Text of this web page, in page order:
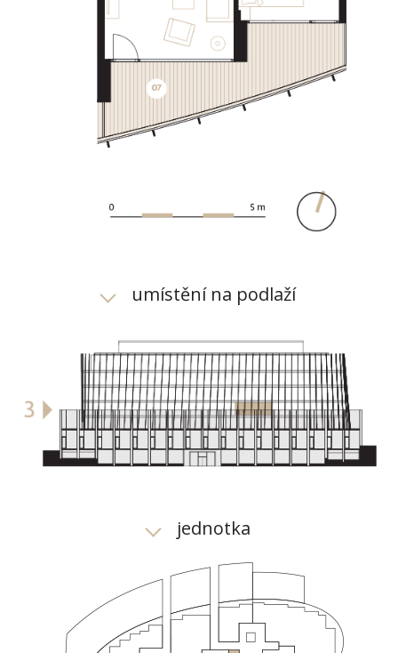
umístění na podlaží
jednotka